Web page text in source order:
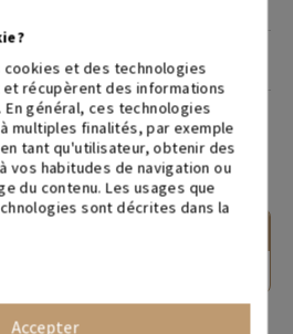
LE SERVICE DE MONTAGE?
NOUS
et des technologies
récupèrent des informations
général, ces technologies
multiples finalités, par exemple
tant qu'utilisateur, obtenir des
vos habitudes de navigation ou
du contenu. Les usages que
sont décrites dans la
Accepter